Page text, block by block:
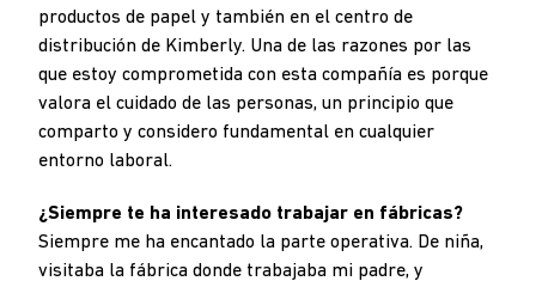
productos de papel y también en el centro de
distribución de Kimberly. Una de las razones por las
que estoy comprometida con esta compañía es porque
valora el cuidado de las personas, un principio que
comparto y considero fundamental en cualquier
entorno laboral.
¿Siempre te ha interesado trabajar en fábricas?
Siempre me ha encantado la parte operativa. De niña,
visitaba la fábrica donde trabajaba mi padre, y